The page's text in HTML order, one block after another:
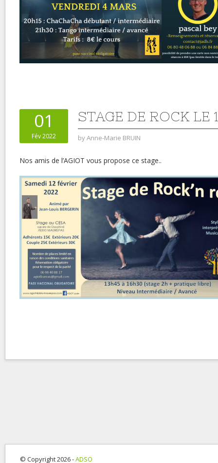
01
Fév 2022
STAGE DE ROCK LE
byAnne-Marie BRUIN
Nos amis de l’AGIOT vous propose ce stage..
© Copyright 2026 -ADSO